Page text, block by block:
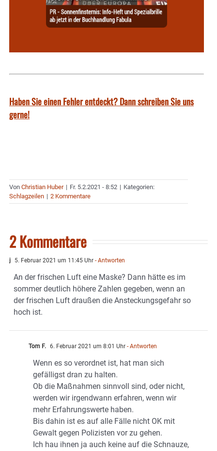
Haben Sie einen Fehler entdeckt? Dann schreiben Sie uns
gerne!
Von Christian Huber | Fr. 5.2.2021 - 8:52 | Kategorien:
Schlagzeilen | 2 Kommentare
2 Kommentare
j 5. Februar 2021 um 11:45 Uhr - Antworten
An der frischen Luft eine Maske? Dann hätte es im
sommer deutlich höhere Zahlen gegeben, wenn an
der frischen Luft draußen die Ansteckungsgefahr so
hoch ist.
Tom F. 6. Februar 2021 um 8:01 Uhr - Antworten
Wenn es so verordnet ist, hat man sich
gefälligst dran zu halten.
Ob die Maßnahmen sinnvoll sind, oder nicht,
werden wir irgendwann erfahren, wenn wir
mehr Erfahrungswerte haben.
Bis dahin ist es auf alle Fälle nicht OK mit
Gewalt gegen Polizisten vor zu gehen.
Ich hau ihnen ja auch keine auf die Schnauze,